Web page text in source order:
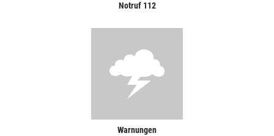
Notruf 112
Warnungen